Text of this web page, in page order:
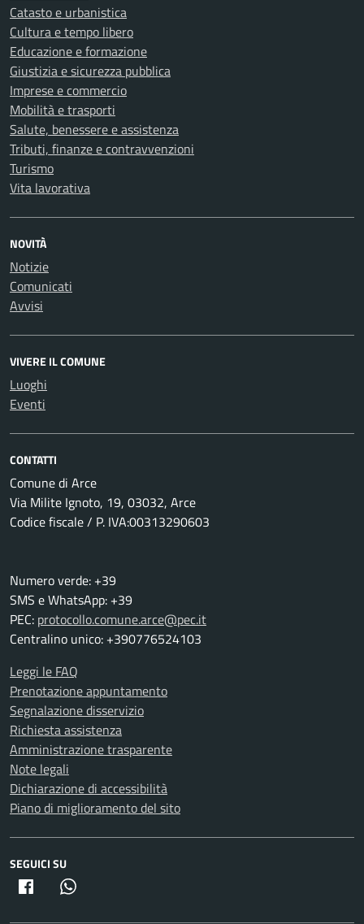
Catasto e urbanistica
Cultura e tempo libero
Educazione e formazione
Giustizia e sicurezza pubblica
Imprese e commercio
Mobilità e trasporti
Salute, benessere e assistenza
Tributi, finanze e contravvenzioni
Turismo
Vita lavorativa
NOVITÀ
Notizie
Comunicati
Avvisi
VIVERE IL COMUNE
Luoghi
Eventi
CONTATTI
Comune di Arce
Via Milite Ignoto, 19, 03032, Arce
Codice fiscale / P. IVA:00313290603
Numero verde: +39
SMS e WhatsApp: +39
PEC: protocollo.comune.arce@pec.it
Centralino unico: +390776524103
Leggi le FAQ
Prenotazione appuntamento
Segnalazione disservizio
Richiesta assistenza
Amministrazione trasparente
Note legali
Dichiarazione di accessibilità
Piano di miglioramento del sito
SEGUICI SU
Facebook